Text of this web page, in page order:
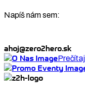
Napíš nám sem:
ahoj@zero2hero.sk